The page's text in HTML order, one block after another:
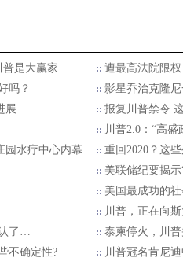
普是大赢家
遭最高法院限
吗？
影星乔治克隆
展
报复川普禁令
川普2.0：“高盛
园水疗中心内幕
重回2020？这
美联储纪要揭
美国最成功的
川普，正在向
了…
泰柬停火，川
不确定性?
川普冠名肯尼